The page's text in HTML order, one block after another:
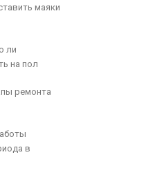
маяки
ли
на пол
ремонта
в